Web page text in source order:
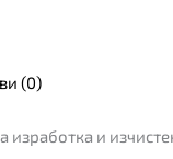
(0)
изработка и